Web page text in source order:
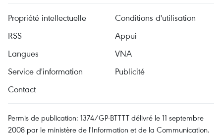
Propriété intellectuelle
Conditions d'utilisation
RSS
Appui
Langues
VNA
Service d'information
Publicité
Contact
Permis de publication: 1374/GP-BTTTT délivré le 11 septembre
2008 par le ministère de l'Information et de la Communication.